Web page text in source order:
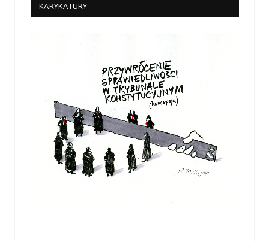
KARYKATURY